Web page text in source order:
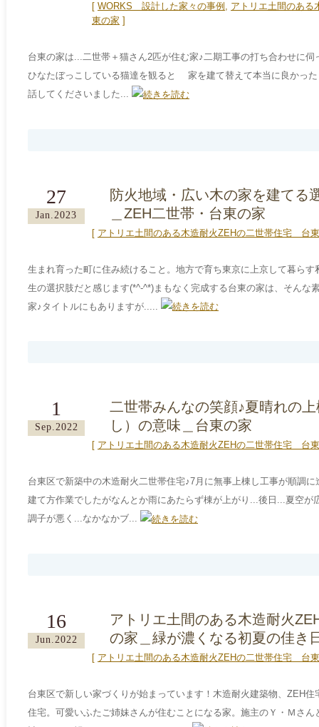
[ WORKS＿設計した家々の事例 , アトリエ土間のある
東の家 ]
台東の家は...二世帯＋猫さん2匹が住む家♪二期工事の打ち合わせに
ひなたぼっこしている猫達を観ると 家を建て替えて本当に良かっ
話してくださいました...
防火地域・広い木の家を建てる
＿ZEH二世帯・台東の家
27
Jan.2023
[ アトリエ土間のある木造耐火ZEHの二世帯住宅＿台
生まれ育った町に住み続けること。地方で育ち東京に上京して暮ら
生の選択肢だと感じます(*^-^*)まもなく完成する台東の家は、そんな
家♪タイトルにもありますが.....
二世帯みんなの笑顔♪夏晴れの
し）の意味＿台東の家
1
Sep.2022
[ アトリエ土間のある木造耐火ZEHの二世帯住宅＿台
台東区で新築中の木造耐火二世帯住宅♪7月に無事上棟し工事が順調
建て方作業でしたがなんとか雨にあたらず棟が上がり...後日...夏空が
調子が悪く...なかなかブ...
アトリエ土間のある木造耐火
の家＿緑が濃くなる初夏の佳き
16
Jun.2022
[ アトリエ土間のある木造耐火ZEHの二世帯住宅＿台
台東区で新しい家づくりが始まっています！木造耐火建築物、ZEH
住宅。可愛いふたご姉妹さんが住むことになる家。施主のＹ・Ｍさ